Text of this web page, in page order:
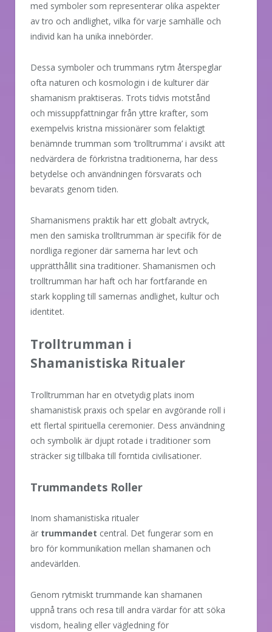
med symboler som representerar olika aspekter
av tro och andlighet, vilka för varje samhälle och
individ kan ha unika innebörder.
Dessa symboler och trummans rytm återspeglar
ofta naturen och kosmologin i de kulturer där
shamanism praktiseras. Trots tidvis motstånd
och missuppfattningar från yttre krafter, som
exempelvis kristna missionärer som felaktigt
benämnde trumman som ’trolltrumma’ i avsikt att
nedvärdera de förkristna traditionerna, har dess
betydelse och användningen försvarats och
bevarats genom tiden.
Shamanismens praktik har ett globalt avtryck,
men den samiska trolltrumman är specifik för de
nordliga regioner där samerna har levt och
upprätthållit sina traditioner. Shamanismen och
trolltrumman har haft och har fortfarande en
stark koppling till samernas andlighet, kultur och
identitet.
Trolltrumman i
Shamanistiska Ritualer
Trolltrumman har en otvetydig plats inom
shamanistisk praxis och spelar en avgörande roll i
ett flertal spirituella ceremonier. Dess användning
och symbolik är djupt rotade i traditioner som
sträcker sig tillbaka till forntida civilisationer.
Trummandets Roller
Inom shamanistiska ritualer
är trummandet central. Det fungerar som en
bro för kommunikation mellan shamanen och
andevärlden.
Genom rytmiskt trummande kan shamanen
uppnå trans och resa till andra värdar för att söka
visdom, healing eller vägledning för